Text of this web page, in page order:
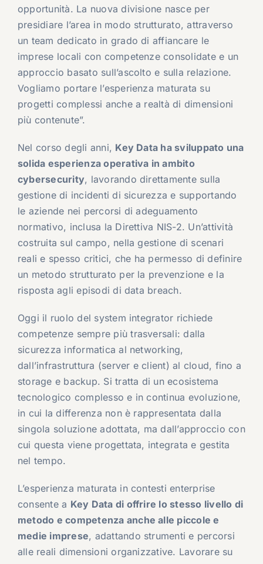
opportunità. La nuova divisione nasce per
presidiare l’area in modo strutturato, attraverso
un team dedicato in grado di affiancare le
imprese locali con competenze consolidate e un
approccio basato sull’ascolto e sulla relazione.
Vogliamo portare l’esperienza maturata su
progetti complessi anche a realtà di dimensioni
più contenute”.
Nel corso degli anni, Key Data ha sviluppato una
solida esperienza operativa in ambito
cybersecurity, lavorando direttamente sulla
gestione di incidenti di sicurezza e supportando
le aziende nei percorsi di adeguamento
normativo, inclusa la Direttiva NIS-2. Un’attività
costruita sul campo, nella gestione di scenari
reali e spesso critici, che ha permesso di definire
un metodo strutturato per la prevenzione e la
risposta agli episodi di data breach.
Oggi il ruolo del system integrator richiede
competenze sempre più trasversali: dalla
sicurezza informatica al networking,
dall’infrastruttura (server e client) al cloud, fino a
storage e backup. Si tratta di un ecosistema
tecnologico complesso e in continua evoluzione,
in cui la differenza non è rappresentata dalla
singola soluzione adottata, ma dall’approccio con
cui questa viene progettata, integrata e gestita
nel tempo.
L’esperienza maturata in contesti enterprise
consente a Key Data di offrire lo stesso livello di
metodo e competenza anche alle piccole e
medie imprese, adattando strumenti e percorsi
alle reali dimensioni organizzative. Lavorare su